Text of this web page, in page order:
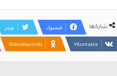
شاركها فيسبوك تويتر
Odnoklassniki